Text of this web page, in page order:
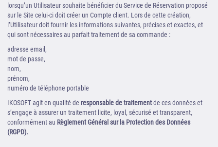
lorsqu’un Utilisateur souhaite bénéficier du Service de Réservation proposé
sur le Site celui-ci doit créer un Compte client. Lors de cette création,
l’Utilisateur doit fournir les informations suivantes, précises et exactes, et
qui sont nécessaires au parfait traitement de sa commande :
adresse email,
mot de passe,
nom,
prénom,
numéro de téléphone portable
IKOSOFT agit en qualité de responsable de traitementde ces données et
s’engage à assurer un traitement licite, loyal, sécurisé et transparent,
conformément au Règlement Général sur la Protection des Données
(RGPD).